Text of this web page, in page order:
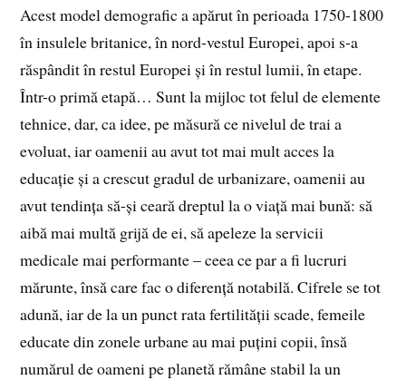
Acest model demografic a apărut în perioada 1750-1800
în insulele britanice, în nord-vestul Europei, apoi s-a
răspândit în restul Europei și în restul lumii, în etape.
Într-o primă etapă… Sunt la mijloc tot felul de elemente
tehnice, dar, ca idee, pe măsură ce nivelul de trai a
evoluat, iar oamenii au avut tot mai mult acces la
educație și a crescut gradul de urbanizare, oamenii au
avut tendința să-și ceară dreptul la o viață mai bună: să
aibă mai multă grijă de ei, să apeleze la servicii
medicale mai performante – ceea ce par a fi lucruri
mărunte, însă care fac o diferență notabilă. Cifrele se tot
adună, iar de la un punct rata fertilității scade, femeile
educate din zonele urbane au mai puțini copii, însă
numărul de oameni pe planetă rămâne stabil la un